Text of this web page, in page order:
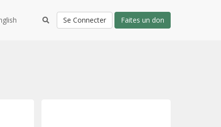
Se Connecter Faites un don